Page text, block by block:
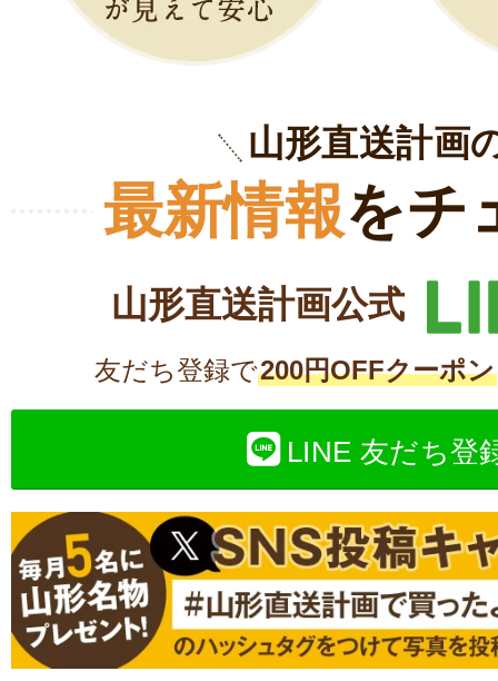
山形直送計画
最新情報をチ
山形直送計画公式
友だち登録で200円OFFクーポン
LINE 友だち登